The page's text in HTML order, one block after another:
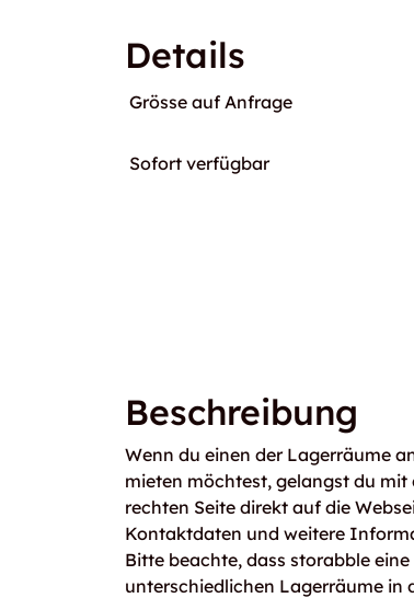
Details
Grösse auf Anfrage
Sofort verfügbar
Beschreibung
Wenn du einen der Lagerräume
mieten möchtest, gelangst du
rechten Seite direkt auf die
Kontaktdaten und weitere
Bitte beachte, dass storabble
unterschiedlichen Lagerräume in